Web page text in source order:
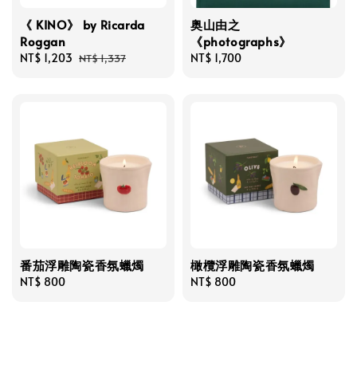
《 KINO》 by Ricarda
Roggan
Sale
NT$ 1,203 Regular
NT$ 1,337
奥山由之
《photographs》
Regular
NT$ 1,700
番茄浮雕陶瓷香氛蠟燭
Regular
NT$ 800
橄欖浮雕陶瓷香氛蠟燭
Regular
NT$ 800